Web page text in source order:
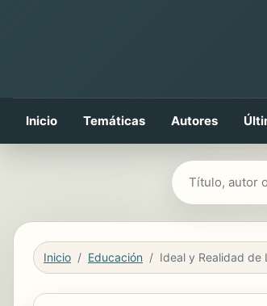
Inicio Temáticas Autores
Buscar libros
Inicio Educación